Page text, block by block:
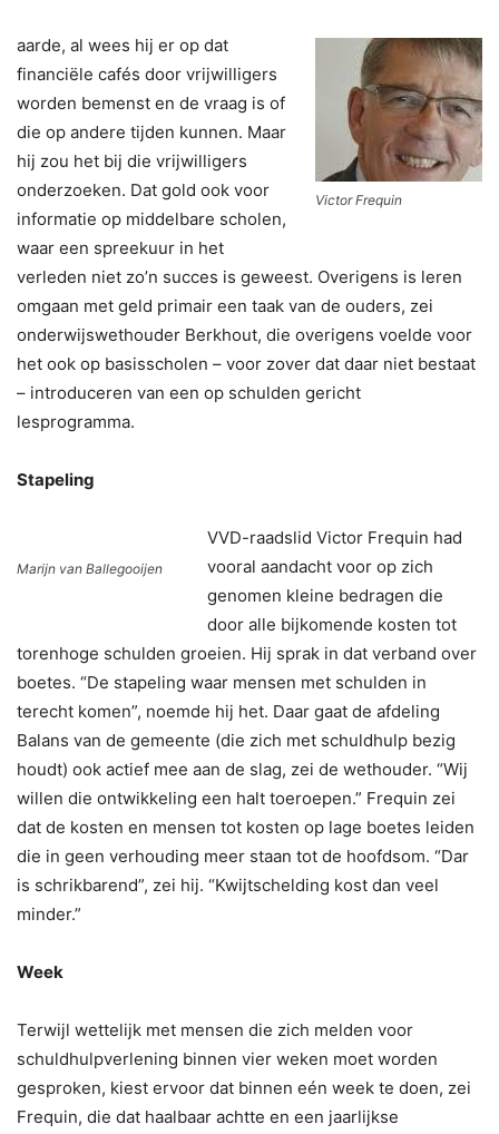
Victor Frequin
aarde, al wees hij er op dat
financiële cafés door vrijwilligers
worden bemenst en de vraag is of
die op andere tijden kunnen. Maar
hij zou het bij die vrijwilligers
onderzoeken. Dat gold ook voor
informatie op middelbare scholen,
waar een spreekuur in het
verleden niet zo’n succes is geweest. Overigens is leren
omgaan met geld primair een taak van de ouders, zei
onderwijswethouder Berkhout, die overigens voelde voor
het ook op basisscholen – voor zover dat daar niet bestaat
– introduceren van een op schulden gericht
lesprogramma.
Stapeling
Marijn van Ballegooijen
VVD-raadslid Victor Frequin had
vooral aandacht voor op zich
genomen kleine bedragen die
door alle bijkomende kosten tot
torenhoge schulden groeien. Hij sprak in dat verband over
boetes. “De stapeling waar mensen met schulden in
terecht komen”, noemde hij het. Daar gaat de afdeling
Balans van de gemeente (die zich met schuldhulp bezig
houdt) ook actief mee aan de slag, zei de wethouder. “Wij
willen die ontwikkeling een halt toeroepen.” Frequin zei
dat de kosten en mensen tot kosten op lage boetes leiden
die in geen verhouding meer staan tot de hoofdsom. “Dar
is schrikbarend”, zei hij. “Kwijtschelding kost dan veel
minder.”
Week
Terwijl wettelijk met mensen die zich melden voor
schuldhulpverlening binnen vier weken moet worden
gesproken, kiest ervoor dat binnen eén week te doen, zei
Frequin, die dat haalbaar achtte en een jaarlijkse